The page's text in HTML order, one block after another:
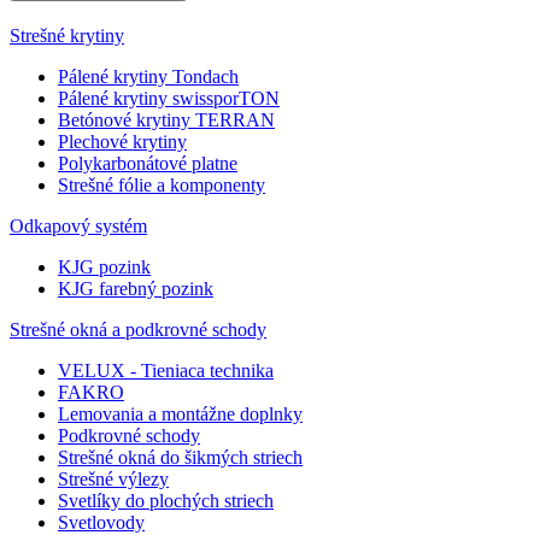
Strešné krytiny
Pálené krytiny Tondach
Pálené krytiny swissporTON
Betónové krytiny TERRAN
Plechové krytiny
Polykarbonátové platne
Strešné fólie a komponenty
Odkapový systém
KJG pozink
KJG farebný pozink
Strešné okná a podkrovné schody
VELUX - Tieniaca technika
FAKRO
Lemovania a montážne doplnky
Podkrovné schody
Strešné okná do šikmých striech
Strešné výlezy
Svetlíky do plochých striech
Svetlovody